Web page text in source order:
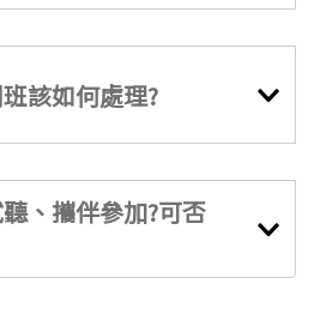
該如何處理?
、攜伴參加?可否